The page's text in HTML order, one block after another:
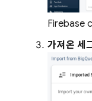
Firebase
가져온 세